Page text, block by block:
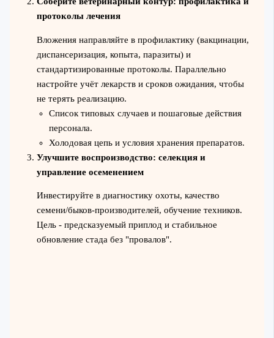
протоколы лечения
Вложения направляйте в профилактику (вакцинации,
диспансеризация, копыта, паразиты) и
стандартизированные протоколы. Параллельно
настройте учёт лекарств и сроков ожидания, чтобы
не терять реализацию.
Список типовых случаев и пошаговые действия
персонала.
Холодовая цепь и условия хранения препаратов.
Улучшите воспроизводство: селекция и
управление осеменением
Инвестируйте в диагностику охоты, качество
семени/быков-производителей, обучение техников.
Цель - предсказуемый приплод и стабильное
обновление стада без "провалов".